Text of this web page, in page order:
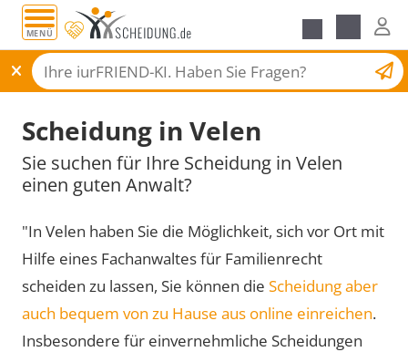
MENÜ
Scheidungsantrag
Scheidung in Velen
Sie suchen für Ihre Scheidung in Velen
einen guten Anwalt?
"In Velen haben Sie die Möglichkeit, sich vor Ort mit
Hilfe eines Fachanwaltes für Familienrecht
scheiden zu lassen, Sie können die Scheidung aber
auch bequem von zu Hause aus online einreichen.
Insbesondere für einvernehmliche Scheidungen